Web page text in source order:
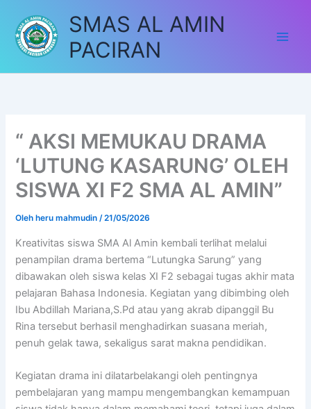
konten
SMAS AL AMIN
PACIRAN
“ AKSI MEMUKAU DRAMA
‘LUTUNG KASARUNG’ OLEH
SISWA XI F2 SMA AL AMIN”
Oleh heru mahmudin/21/05/2026
Kreativitas siswa SMA Al Amin kembali terlihat melalui
penampilan drama bertema “Lutungka Sarung” yang
dibawakan oleh siswa kelas XI F2 sebagai tugas akhir mata
pelajaran Bahasa Indonesia. Kegiatan yang dibimbing oleh
Ibu Abdillah Mariana,S.Pd atau yang akrab dipanggil Bu
Rina tersebut berhasil menghadirkan suasana meriah,
penuh gelak tawa, sekaligus sarat makna pendidikan.
Kegiatan drama ini dilatarbelakangi oleh pentingnya
pembelajaran yang mampu mengembangkan kemampuan